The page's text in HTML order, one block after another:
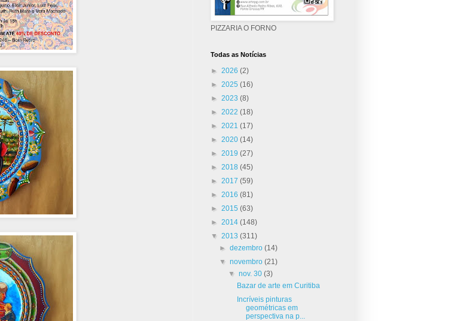
PIZZARIA O FORNO
Todas as Notícias
► 2026 (2)
► 2025 (16)
► 2023 (8)
► 2022 (18)
► 2021 (17)
► 2020 (14)
► 2019 (27)
► 2018 (45)
► 2017 (59)
► 2016 (81)
► 2015 (63)
► 2014 (148)
▼ 2013 (311)
►dezembro(14)
▼novembro(21)
▼ nov. 30 (3)
Bazar de arte em Curitiba
Incríveis pinturas
geométricas em
perspectiva na p...